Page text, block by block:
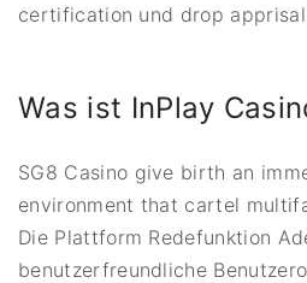
certification und drop
Was ist InPlay
SG8 Casino give birth an
environment that cartel
Die Plattform Redefunktion
benutzerfreundliche